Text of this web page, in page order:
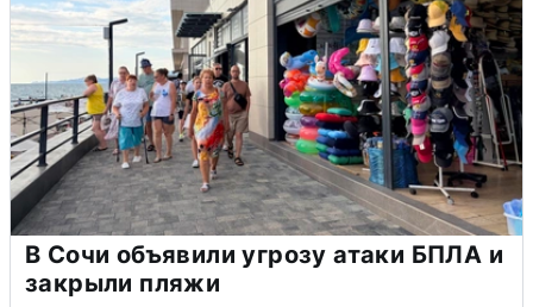
В Сочи объявили угрозу атаки БПЛА и
закрыли пляжи